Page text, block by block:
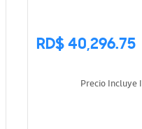
RD$ 40,296.75
Precio Incluye